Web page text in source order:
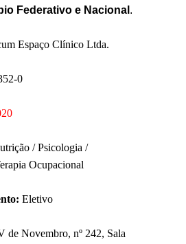
Federativo e Nacional .
Espaço Clínico Ltda.
0
/ Psicologia /
Ocupacional
Eletivo
de Novembro, nº 242, Sala